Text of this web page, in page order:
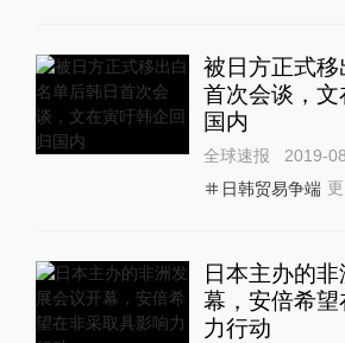
被日方正式移
首次会谈，
国内
全球速报 2019-
日韩贸易争端
日本主办的
幕，安倍希
力行动